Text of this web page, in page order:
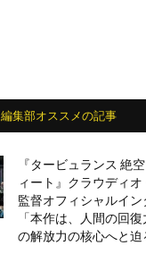
編集部オススメの記事
『タービュランス 絶
ィート』クラウディオ
監督オフィシャルイン
「本作は、人間の回
の解放力の核心へと迫